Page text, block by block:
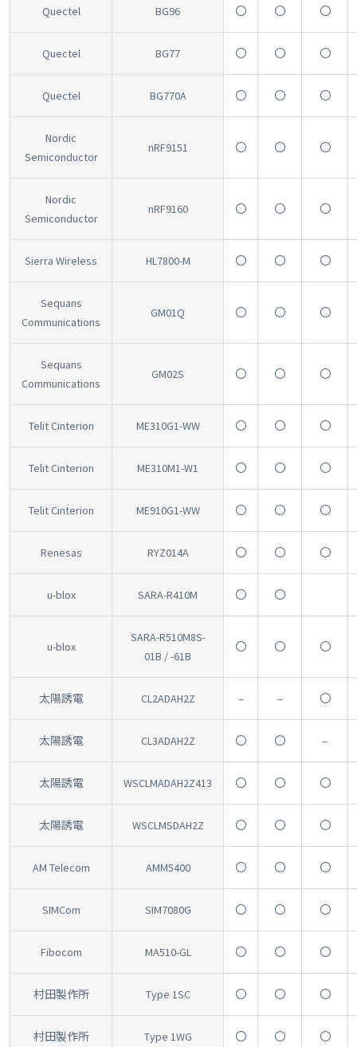
Quectel BG96 〇 〇 〇
Quectel BG77 〇 〇 〇
Quectel BG770A 〇 〇 〇
Nordic
Semiconductor
nRF9151 〇 〇 〇
Nordic
Semiconductor
nRF9160 〇 〇 〇
Sierra Wireless HL7800-M 〇 〇 〇
Sequans
Communications
GM01Q 〇 〇 〇
Sequans
Communications
GM02S 〇 〇 〇
Telit Cinterion ME310G1-WW 〇 〇 〇
Telit Cinterion ME310M1-W1 〇 〇 〇
Telit Cinterion ME910G1-WW 〇 〇 〇
Renesas RYZ014A 〇 〇 〇
u-blox SARA-R410M 〇 〇
u-blox
SARA-R510M8S-
01B / -61B
〇 〇 〇
太陽誘電 CL2ADAH2Z – – 〇
太陽誘電 CL3ADAH2Z 〇 〇 –
太陽誘電 WSCLMADAH2Z413 〇 〇 〇
太陽誘電 WSCLMSDAH2Z 〇 〇 〇
AM Telecom AMM5400 〇 〇 〇
SIMCom SIM7080G 〇 〇 〇
Fibocom MA510-GL 〇 〇 〇
村田製作所 Type 1SC 〇 〇 〇
村田製作所 Type 1WG 〇 〇 〇